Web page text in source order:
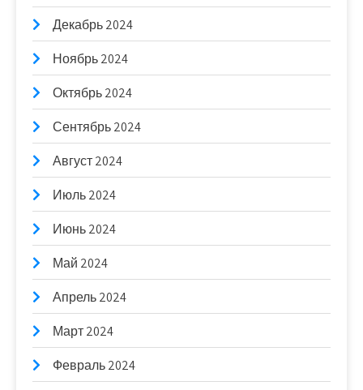
Декабрь 2024
Ноябрь 2024
Октябрь 2024
Сентябрь 2024
Август 2024
Июль 2024
Июнь 2024
Май 2024
Апрель 2024
Март 2024
Февраль 2024